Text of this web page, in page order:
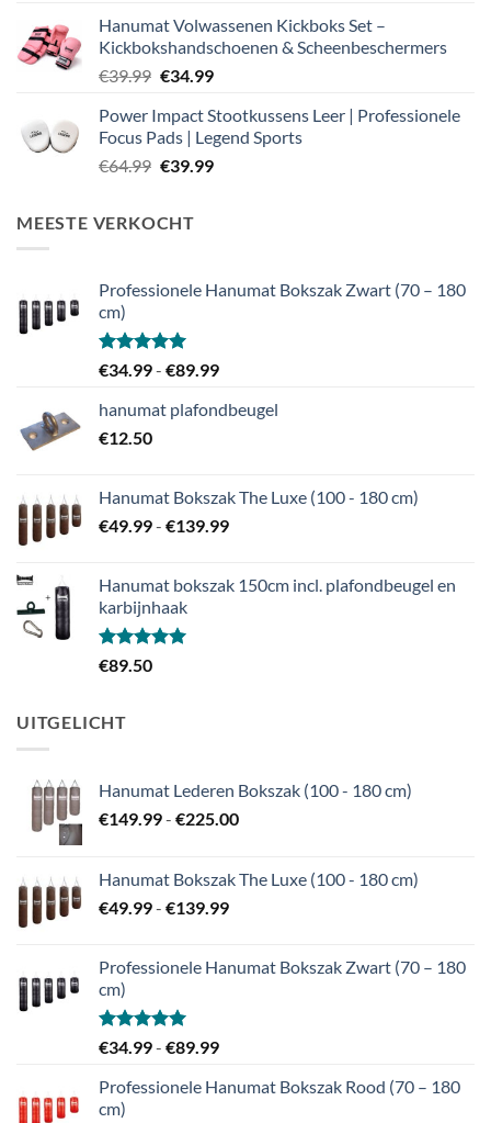
was:
€34.99.
is:
€29.99.
Hanumat Volwassenen Kickboks Set –
Kickbokshandschoenen & Scheenbeschermers
€39.99 Oorspronkelijke
was:
€39.99.
€34.99Huidige
is:
€34.99.
Power Impact Stootkussens Leer | Professionele
Focus Pads | Legend Sports
€64.99 Oorspronkelijke
€64.99.
€39.99Huidige
MEESTE VERKOCHT
Professionele Hanumat Bokszak Zwart (70 – 180
cm)
Gewaardeerd
€34.99- €89.99Prijsklasse:
tot
hanumat plafondbeugel
€12.50
Hanumat Bokszak The Luxe (100 - 180 cm)
€49.99- €139.99Prijsklasse:
€139.99
Hanumat bokszak 150cm incl. plafondbeugel en
karbijnhaak
Gewaardeerd
€89.50
UITGELICHT
Hanumat Lederen Bokszak (100 - 180 cm)
€149.99- €225.00Prijsklasse:
€225.00
Hanumat Bokszak The Luxe (100 - 180 cm)
€49.99- €139.99Prijsklasse:
€139.99
Professionele Hanumat Bokszak Zwart (70 – 180
cm)
Gewaardeerd
€34.99- €89.99Prijsklasse:
tot
Professionele Hanumat Bokszak Rood (70 – 180
cm)